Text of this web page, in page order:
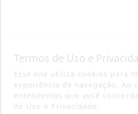
Termos de Uso e
Esse site utiliza cookies para
experiência de navegação. Ao
entendemos que você
de Uso e Privacidade.